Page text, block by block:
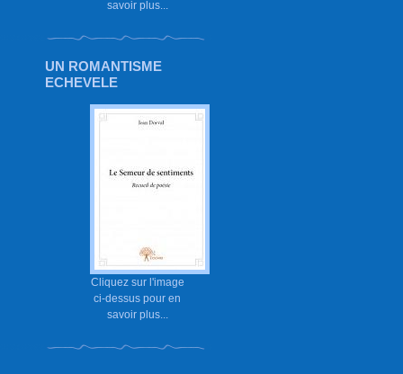
savoir plus...
UN ROMANTISME
ECHEVELE
Cliquez sur l'image
ci-dessus pour en
savoir plus...